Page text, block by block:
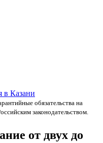
в Казани
обязательства на
законодательством.
от двух до